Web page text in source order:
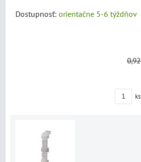
Dostupnosť: orientačne 5-6 týždňov
ks